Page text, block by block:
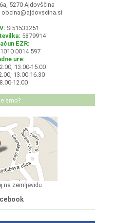
5270 Ajdovščina
obcina@ajdovscina.si
SI51533251
5879914
EZR:
0014 597
ure:
13.00-15.00
13.00-16.30
12.00
smo?
na zemljevidu